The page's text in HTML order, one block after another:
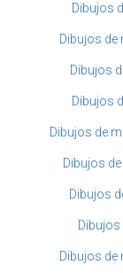
Dibujos
Dibujos
Dibujos
Dibujos
Dibujos de
Dibujos
Dibujos
Dibujos